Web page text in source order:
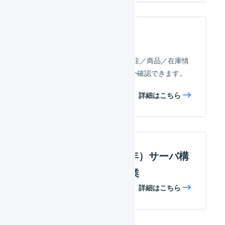
ebisumartとLOGILESSで、受注／商品／在庫情
報がどのように対応しているか確認できます。
詳細はこちら
ebisumart : （2022年）サーバ構
成変更に伴う移行作業
詳細はこちら